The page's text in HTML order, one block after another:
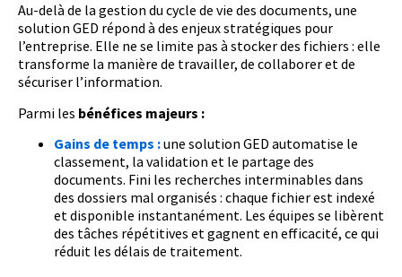
Au-delà de la gestion du cycle de vie des documents, une
solution GED répond à des enjeux stratégiques pour
l’entreprise. Elle ne se limite pas à stocker des fichiers : elle
transforme la manière de travailler, de collaborer et de
sécuriser l’information.
Parmi les bénéfices majeurs :
Gains de temps :une solution GED automatise le
classement, la validation et le partage des
documents. Fini les recherches interminables dans
des dossiers mal organisés : chaque fichier est indexé
et disponible instantanément. Les équipes se libèrent
des tâches répétitives et gagnent en efficacité, ce qui
réduit les délais de traitement.